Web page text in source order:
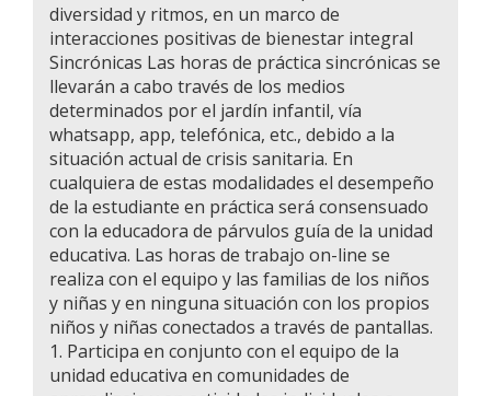
diversidad y ritmos, en un marco de
interacciones positivas de bienestar integral
Sincrónicas Las horas de práctica sincrónicas se
llevarán a cabo través de los medios
determinados por el jardín infantil, vía
whatsapp, app, telefónica, etc., debido a la
situación actual de crisis sanitaria. En
cualquiera de estas modalidades el desempeño
de la estudiante en práctica será consensuado
con la educadora de párvulos guía de la unidad
educativa. Las horas de trabajo on-line se
realiza con el equipo y las familias de los niños
y niñas y en ninguna situación con los propios
niños y niñas conectados a través de pantallas.
1. Participa en conjunto con el equipo de la
unidad educativa en comunidades de